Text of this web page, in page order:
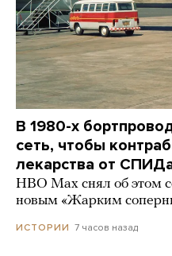
В 1980-х
сеть, чтобы
лекарства от
HBO Max снял об этом
новым «Жарким
ИСТОРИИ 7 часов назад